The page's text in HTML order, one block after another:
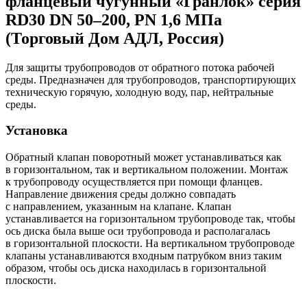
RD30 DN 50–200, PN 1,6 МПа
(Торговый Дом АДЛ, Россия)
Для защиты трубопроводов от обратного потока рабочей
среды. Предназначен для трубопроводов, транспортирующих
техническую горячую, холодную воду, пар, нейтральные
среды.
Установка
Обратный клапан поворотный может устанавливаться как
в горизонтальном, так и вертикальном положении. Монтаж
к трубопроводу осуществляется при помощи фланцев.
Направление движения среды должно совпадать
с направлением, указанным на клапане. Клапан
устанавливается на горизонтальном трубопроводе так, чтобы
ось диска была выше оси трубопровода и располагалась
в горизонтальной плоскости. На вертикальном трубопроводе
клапаны устанавливаются входным патрубком вниз таким
образом, чтобы ось диска находилась в горизонтальной
плоскости.